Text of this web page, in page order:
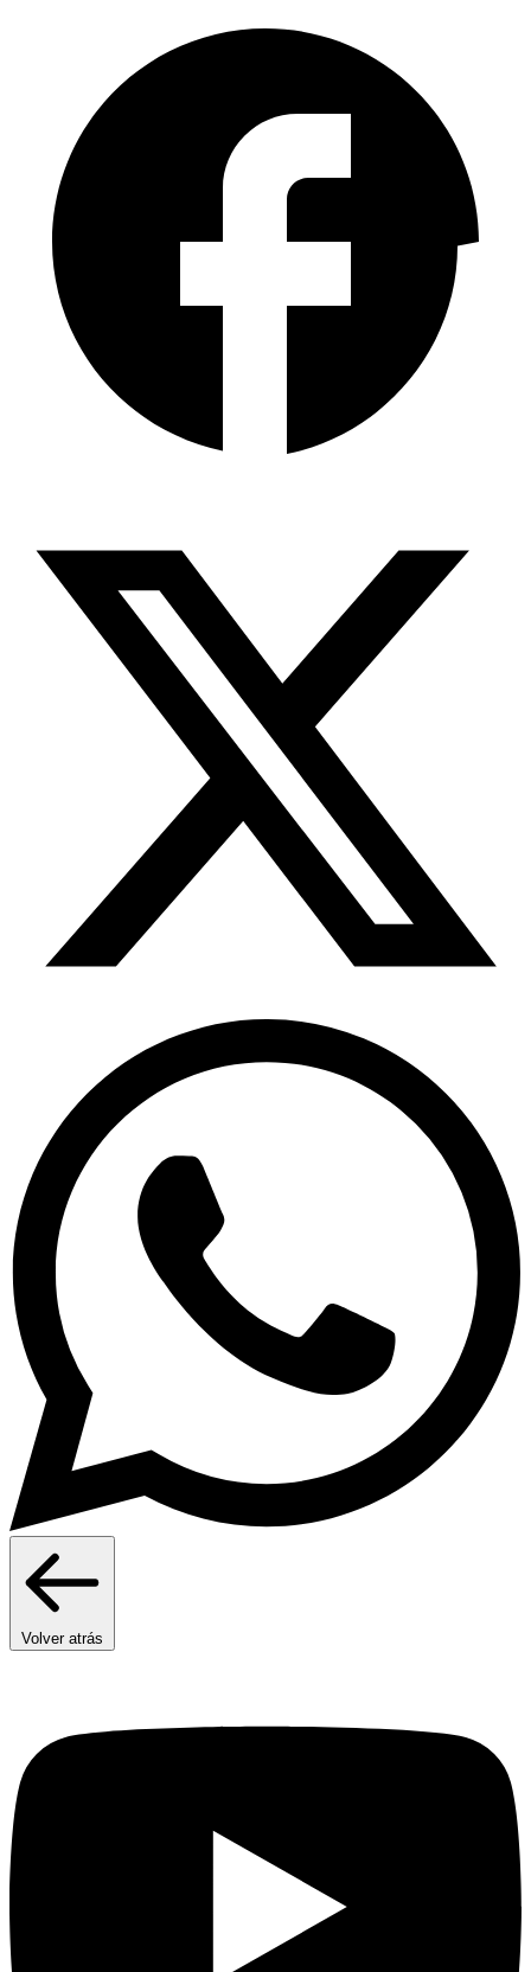
Volver atrás